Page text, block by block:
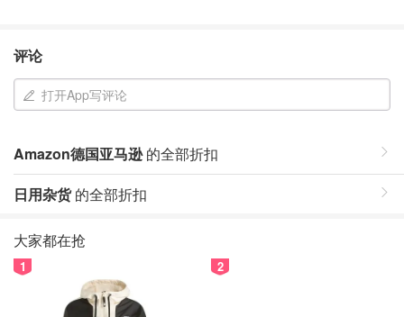
评论
打开App写评论
Amazon德国亚马逊的全部折扣
日用杂货的全部折扣
大家都在抢
1 2